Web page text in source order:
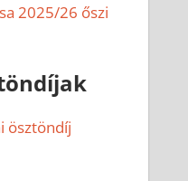
2025/26 őszi
ösztöndíj